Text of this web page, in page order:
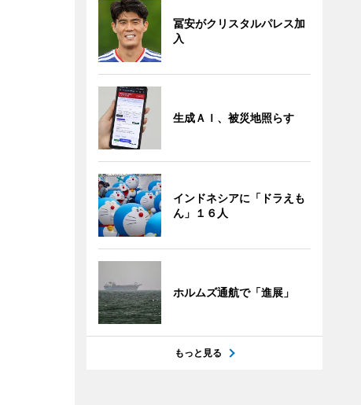
冨安がクリスタルパレス加
入
生成ＡＩ、被災地照らす
インドネシアに「ドラえも
ん」１６人
ホルムズ通航で「進展」
もっと見る